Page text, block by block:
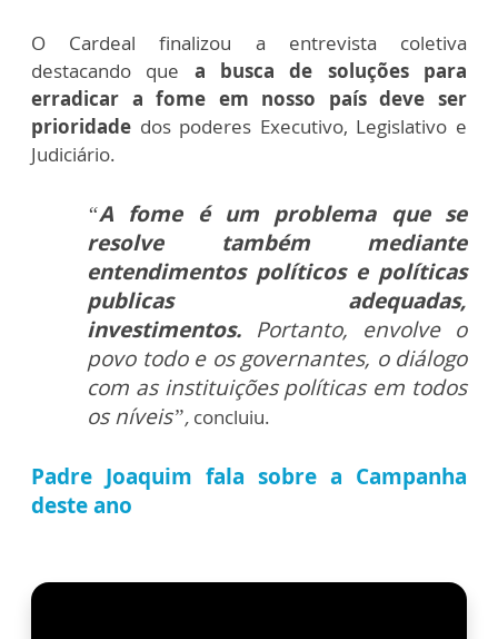
O Cardeal finalizou a entrevista coletiva
destacando que a busca de soluções para
erradicar a fome em nosso país deve ser
prioridade dos poderes Executivo, Legislativo e
Judiciário.
“A fome é um problema que se
resolve também mediante
entendimentos políticos e políticas
publicas adequadas,
investimentos. Portanto, envolve o
povo todo e os governantes, o diálogo
com as instituições políticas em todos
os níveis”, concluiu.
Padre Joaquim fala sobre a Campanha
deste ano